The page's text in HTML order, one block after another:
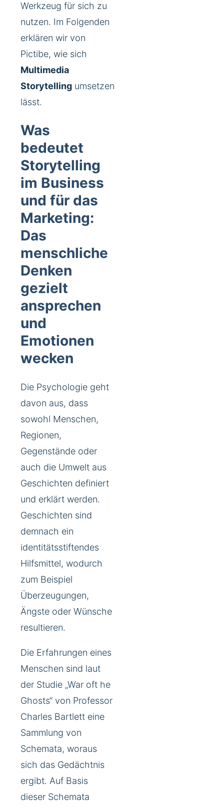
Werkzeug für sich zu
nutzen. Im Folgenden
erklären wir von
Pictibe, wie sich
Multimedia
Storytelling umsetzen
lässt.
Was
bedeutet
Storytelling
im Business
und für das
Marketing:
Das
menschliche
Denken
gezielt
ansprechen
und
Emotionen
wecken
Die Psychologie geht
davon aus, dass
sowohl Menschen,
Regionen,
Gegenstände oder
auch die Umwelt aus
Geschichten definiert
und erklärt werden.
Geschichten sind
demnach ein
identitätsstiftendes
Hilfsmittel, wodurch
zum Beispiel
Überzeugungen,
Ängste oder Wünsche
resultieren.
Die Erfahrungen eines
Menschen sind laut
der Studie „War oft he
Ghosts“ von Professor
Charles Bartlett eine
Sammlung von
Schemata, woraus
sich das Gedächtnis
ergibt. Auf Basis
dieser Schemata